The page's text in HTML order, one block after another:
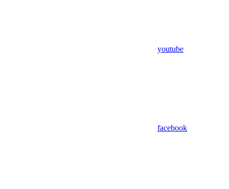
youtube
facebook